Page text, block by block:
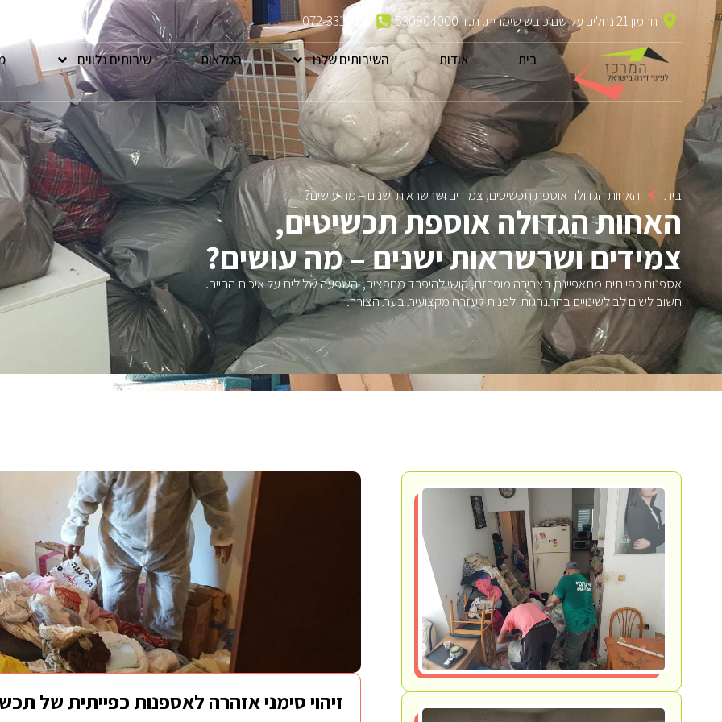
חרמון 21 נחלים על שם כובש שימרית. ת.ד 530904000 072-3310813
בית אודות השירותים שלנו המלצות שירותים נלווים
בית האחות הגדולה אוספת תכשיטים, צמידים ושרשראות ישנים – מה עושים?
האחות הגדולה אוספת תכשיטים,
צמידים ושרשראות ישנים – מה עושים?
אספנות כפייתית מתאפיינת בצבירה מופרזת, קושי להיפרד מחפצים, והשפעה שלילית על איכות החיים.
חשוב לשים לב לשינויים בהתנהגות ולפנות לעזרה מקצועית בעת הצורך.
זיהוי סימני אזהרה לאספנות כפייתית של